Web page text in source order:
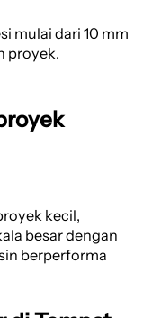
mulai dari 10 mm
proyek.
kecil,
besar dengan
berperforma